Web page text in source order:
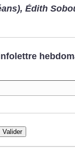
Édith
Valider